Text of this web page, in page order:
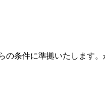
条件に準拠いたします